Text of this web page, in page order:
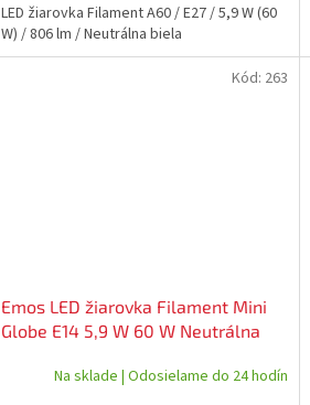
LED žiarovka Filament A60 / E27 / 5,9 W (60
W) / 806 lm / Neutrálna biela
Emos LED žiarovka Filament Mini
Globe E14 5,9 W 60 W Neutrálna
Na sklade | Odosielame do 24 hodín
Kód: 263